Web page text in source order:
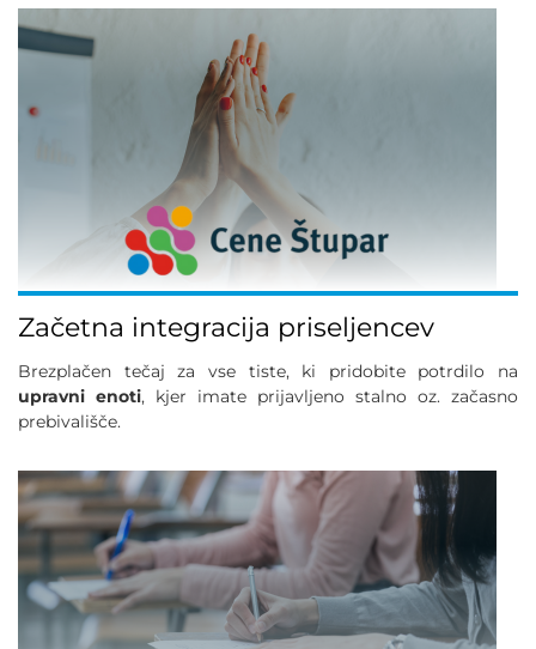
OZNAČI NASLOVE
PODČRTAJ POVEZAVE
ZEMLJEVID STRANI
IZJAVA O DOSTOPNOSTI
Začetna integracija priseljencev
Brezplačen tečaj za vse tiste, ki pridobite potrdilo na
upravni enoti, kjer imate prijavljeno stalno oz. začasno
prebivališče.